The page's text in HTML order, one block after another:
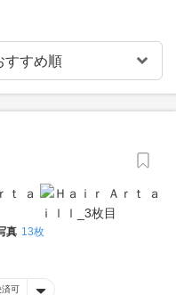
真 13枚
済可